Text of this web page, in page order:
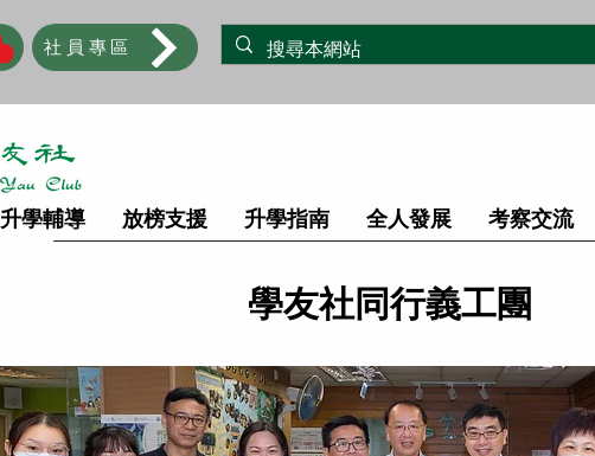
社員專區
升學輔導 放榜支援 升學指南 全人發展 考察交流
學友社同行義工團